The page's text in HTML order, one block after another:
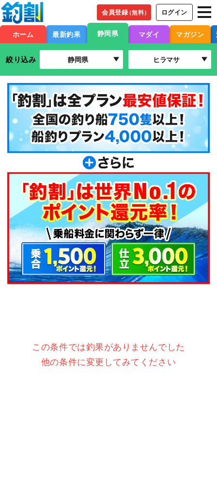
会員登録（無料） ログイン
ホーム 最新釣果 静岡県 マダイ マガジン
絞り込み 静岡県 ヒラマサ
この条件では釣果がありませんでした
他の条件に変更してみてください